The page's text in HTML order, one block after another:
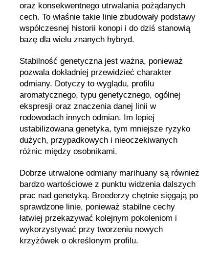
oraz konsekwentnego utrwalania pożądanych
cech. To właśnie takie linie zbudowały podstawy
współczesnej historii konopi i do dziś stanowią
bazę dla wielu znanych hybryd.
Stabilność genetyczna jest ważna, ponieważ
pozwala dokładniej przewidzieć charakter
odmiany. Dotyczy to wyglądu, profilu
aromatycznego, typu genetycznego, ogólnej
ekspresji oraz znaczenia danej linii w
rodowodach innych odmian. Im lepiej
ustabilizowana genetyka, tym mniejsze ryzyko
dużych, przypadkowych i nieoczekiwanych
różnic między osobnikami.
Dobrze utrwalone odmiany marihuany są również
bardzo wartościowe z punktu widzenia dalszych
prac nad genetyką. Breederzy chętnie sięgają po
sprawdzone linie, ponieważ stabilne cechy
łatwiej przekazywać kolejnym pokoleniom i
wykorzystywać przy tworzeniu nowych
krzyżówek o określonym profilu.